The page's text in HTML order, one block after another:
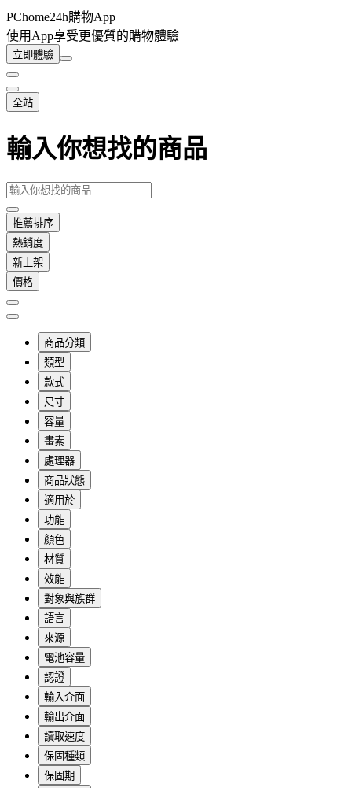
PChome24h購物App
使用App享受更優質的購物體驗
立即體驗
全站
輸入你想找的商品
推薦排序
熱銷度
新上架
價格
商品分類
類型
款式
尺寸
容量
畫素
處理器
商品狀態
適用於
功能
顏色
材質
效能
對象與族群
語言
來源
電池容量
認證
輸入介面
輸出介面
讀取速度
保固種類
保固期